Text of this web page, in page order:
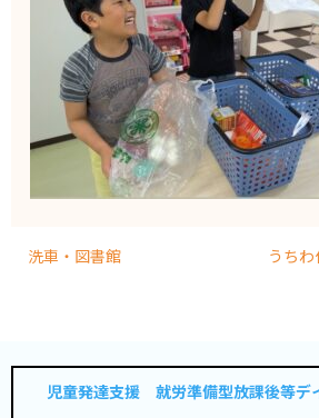
洗車・図書館 うち
児童発達支援 就労準備型放課後等デ